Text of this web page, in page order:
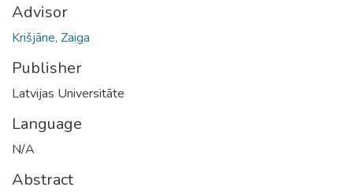
Advisor
Krišjāne, Zaiga
Publisher
Latvijas Universitāte
Language
N/A
Abstract